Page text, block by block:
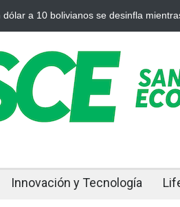
el oro y la plata se enfrían afuera,
Innovación y Tecnología